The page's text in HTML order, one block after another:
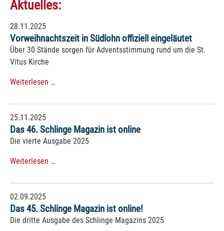
Aktuelles:
28.11.2025
Vorweihnachtszeit in Südlohn offiziell eingeläutet
Über 30 Stände sorgen für Adventsstimmung rund um die St.
Vitus Kirche
Weiterlesen …
25.11.2025
Das 46. Schlinge Magazin ist online
Die vierte Ausgabe 2025
Weiterlesen …
02.09.2025
Das 45. Schlinge Magazin ist online!
Die dritte Ausgabe des Schlinge Magazins 2025